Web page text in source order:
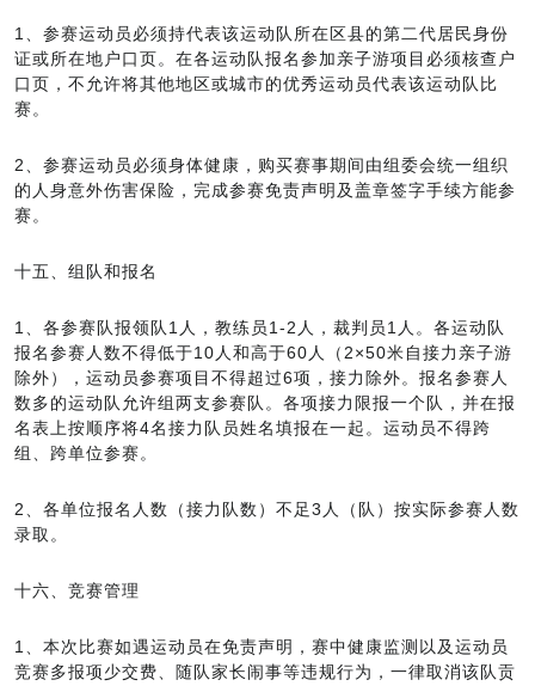
1、参赛运动员必须持代表该运动队所在区县的第二代居民身份
证或所在地户口页。在各运动队报名参加亲子游项目必须核查户
口页，不允许将其他地区或城市的优秀运动员代表该运动队比
赛。
2、参赛运动员必须身体健康，购买赛事期间由组委会统一组织
的人身意外伤害保险，完成参赛免责声明及盖章签字手续方能参
赛。
十五、组队和报名
1、各参赛队报领队1人，教练员1-2人，裁判员1人。各运动队
报名参赛人数不得低于10人和高于60人（2×50米自接力亲子游
除外），运动员参赛项目不得超过6项，接力除外。报名参赛人
数多的运动队允许组两支参赛队。各项接力限报一个队，并在报
名表上按顺序将4名接力队员姓名填报在一起。运动员不得跨
组、跨单位参赛。
2、各单位报名人数（接力队数）不足3人（队）按实际参赛人数
录取。
十六、竞赛管理
1、本次比赛如遇运动员在免责声明，赛中健康监测以及运动员
竞赛多报项少交费、随队家长闹事等违规行为，一律取消该队贡